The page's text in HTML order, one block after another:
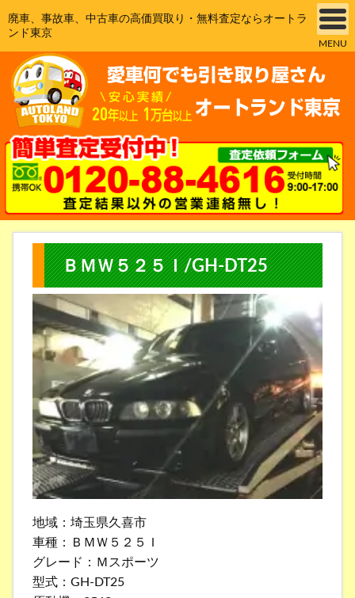
廃車、事故車、中古車の高価買取り・無料査定ならオートラ
ンド東京
MENU
ＢＭＷ５２５Ｉ/GH-DT25
地域：埼玉県久喜市
車種：ＢＭＷ５２５Ｉ
グレード：Ｍスポーツ
型式：GH-DT25